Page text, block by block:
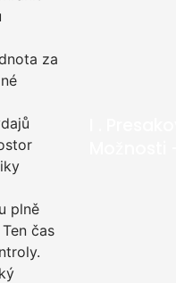
za
plně
čas